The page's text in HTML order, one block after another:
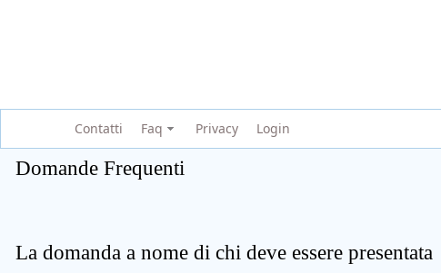
Contatti Faq Privacy Login
Domande Frequenti
La domanda a nome di chi deve essere presentata